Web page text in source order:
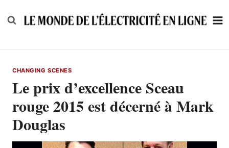
to
CHANGING SCENES
Le prix d’excellence Sceau
rouge 2015 est décerné à Mark
Douglas